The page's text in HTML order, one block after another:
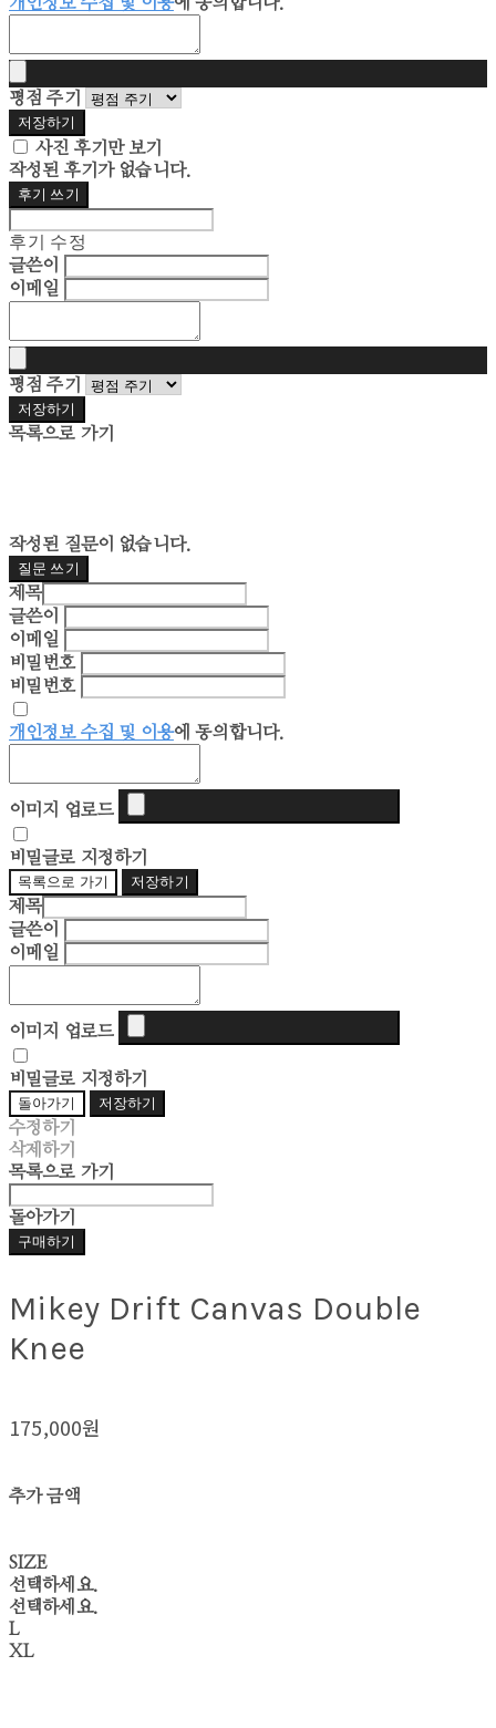
평점 주기
저장하기
사진 후기만 보기
작성된 후기가 없습니다.
후기 쓰기
후기 수정
글쓴이
이메일
평점 주기
저장하기
목록으로 가기
작성된 질문이 없습니다.
질문 쓰기
제목
글쓴이
이메일
비밀번호
비밀번호
개인정보 수집 및 이용에 동의합니다.
이미지 업로드
비밀글로 지정하기
목록으로 가기
저장하기
제목
글쓴이
이메일
이미지 업로드
비밀글로 지정하기
돌아가기
저장하기
수정하기
삭제하기
목록으로 가기
돌아가기
구매하기
Mikey Drift Canvas Double
Knee
175,000원
추가 금액
SIZE
선택하세요.
선택하세요.
L
XL